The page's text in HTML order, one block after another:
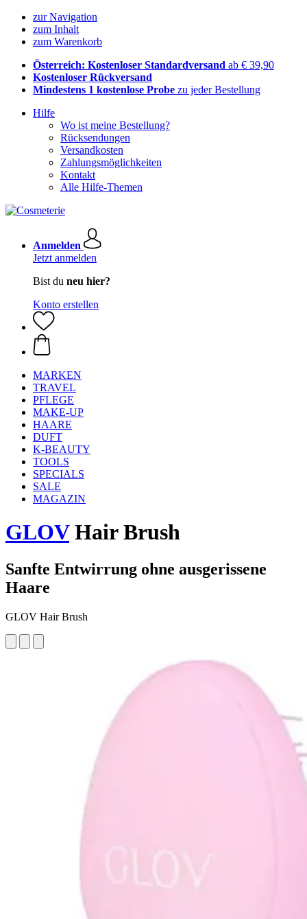
zur Navigation
zum Inhalt
zum Warenkorb
Österreich: Kostenloser Standardversand ab € 39,90
Kostenloser Rückversand
Mindestens 1 kostenlose Probe zu jeder Bestellung
Hilfe
Wo ist meine Bestellung?
Rücksendungen
Versandkosten
Zahlungsmöglichkeiten
Kontakt
Alle Hilfe-Themen
Anmelden
Jetzt anmelden
Bist du neu hier?
Konto erstellen
MARKEN
TRAVEL
PFLEGE
MAKE-UP
HAARE
DUFT
K-BEAUTY
TOOLS
SPECIALS
SALE
MAGAZIN
GLOVHair Brush
Sanfte Entwirrung ohne ausgerissene
Haare
GLOV Hair Brush